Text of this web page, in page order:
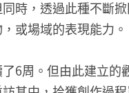
時，透過此種不斷
或場域的表現能力。
6周。但由此建立